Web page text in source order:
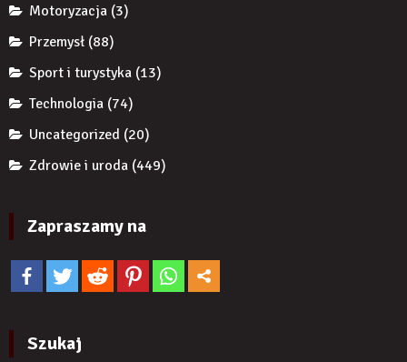
Motoryzacja (3)
Przemysł (88)
Sport i turystyka (13)
Technologia (74)
Uncategorized (20)
Zdrowie i uroda (449)
Zapraszamy na
Szukaj